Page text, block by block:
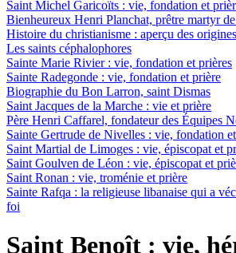
Saint Michel Garicoïts : vie, fondation et
Bienheureux Henri Planchat, prêtre martyr
Histoire du christianisme : aperçu des
Les saints céphalophores
Sainte Marie Rivier : vie, fondation et prières
Sainte Radegonde : vie, fondation et prière
Biographie du Bon Larron, saint Dismas
Saint Jacques de la Marche : vie et prière
Père Henri Caffarel, fondateur des Équipes
Sainte Gertrude de Nivelles : vie, fondation
Saint Martial de Limoges : vie, épiscopat et
Saint Goulven de Léon : vie, épiscopat et
Saint Ronan : vie, troménie et prière
Sainte Rafqa : la religieuse libanaise qui a
foi
Saint Benoît : vie,